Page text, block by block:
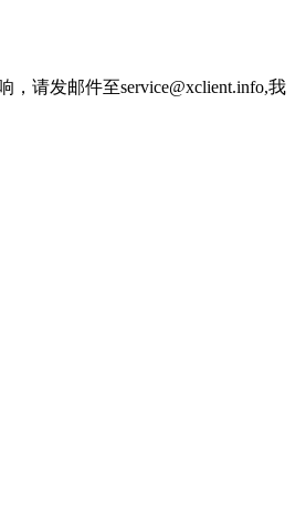
请发邮件至service@xclient.info,我